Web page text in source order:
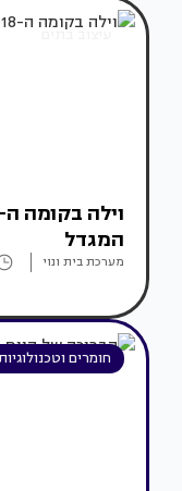
עיצוב בתים
המגדל
מערכת בית ונוי
חומרים